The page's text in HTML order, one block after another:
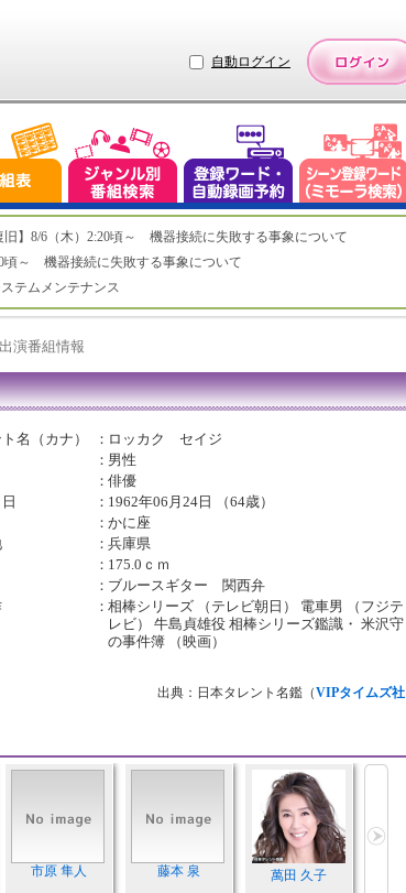
自動ログイン
旧】8/6（木）2:20頃～ 機器接続に失敗する事象について
頃～ 機器接続に失敗する事象について
テムメンテナンス
演番組情報
名（カナ） ： ロッカク セイジ
： 男性
：俳優
： 1962年06月24日 （64歳）
：かに座
：兵庫県
： 175.0ｃｍ
： ブルースギター 関西弁
：相棒シリーズ （テレビ朝日） 電車男 （フジテ
レビ） 牛島貞雄役 相棒シリーズ鑑識・ 米沢守
の事件簿 （映画）
出典：日本タレント名鑑（VIPタイムズ社
市原 隼人 藤本 泉 萬田 久子